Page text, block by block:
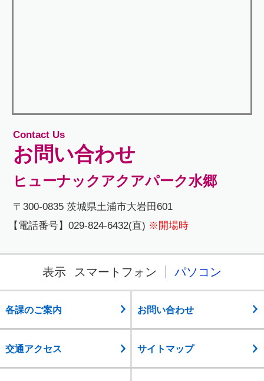
Contact Us
お問い合わせ
ヒューナックアクアパーク水郷
〒300-0835 茨城県土浦市大岩田601
【電話番号】029-824-6432(直) ※開場時
表示 スマートフォン パソコン
各課のご案内 お問い合わせ
交通アクセス サイトマップ